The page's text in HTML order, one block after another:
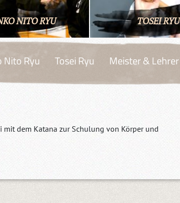
NITO RYU TOSEI RYU
Nito Ryu Tosei Ryu Meister & Lehrer
dem Katana zur Schulung von Körper und